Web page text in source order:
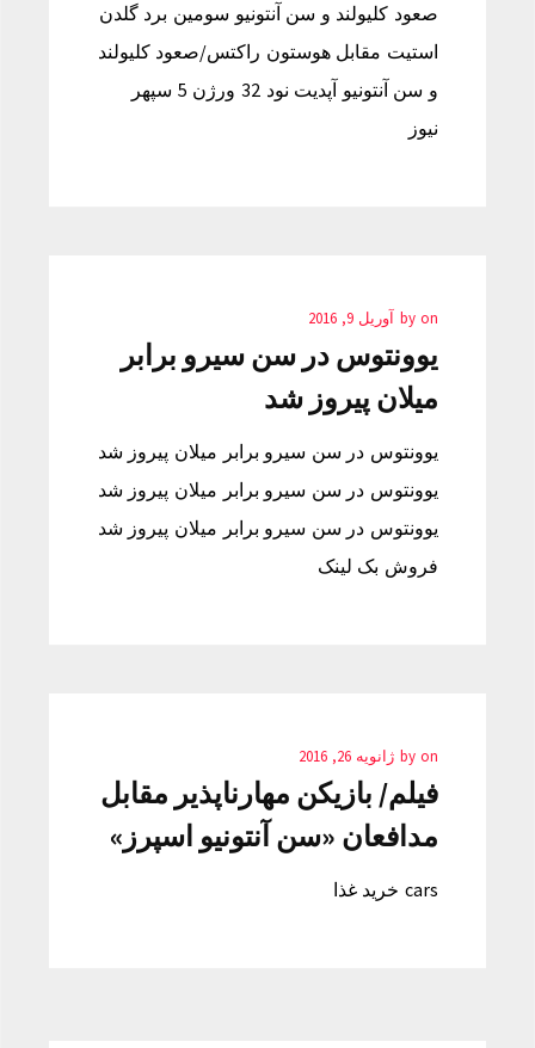
صعود کلیولند و سن آنتونیو سومین برد گلدن
استیت مقابل هوستون راکتس/صعود کلیولند
و سن آنتونیو آپدیت نود 32 ورژن 5 سپهر
نیوز
by on آوریل 9, 2016
یوونتوس در سن سیرو برابر
میلان پیروز شد
یوونتوس در سن سیرو برابر میلان پیروز شد
یوونتوس در سن سیرو برابر میلان پیروز شد
یوونتوس در سن سیرو برابر میلان پیروز شد
فروش بک لینک
by on ژانویه 26, 2016
فیلم/ بازیکن مهارناپذیر مقابل
مدافعان «سن آنتونیو اسپرز»
cars خرید غذا